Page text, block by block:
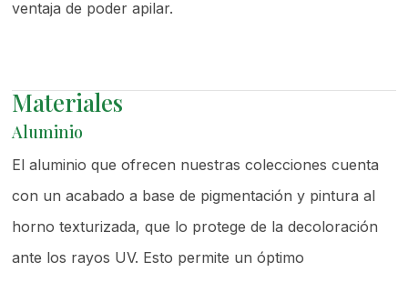
ventaja de poder apilar.
Materiales
Aluminio
El aluminio que ofrecen nuestras colecciones cuenta
con un acabado a base de pigmentación y pintura al
horno texturizada, que lo protege de la decoloración
ante los rayos UV. Esto permite un óptimo